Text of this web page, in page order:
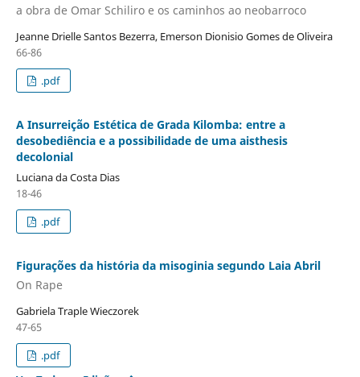
a obra de Omar Schiliro e os caminhos ao neobarroco
Jeanne Drielle Santos Bezerra, Emerson Dionisio Gomes de Oliveira
66-86
.pdf
A Insurreição Estética de Grada Kilomba: entre a
desobediência e a possibilidade de uma aisthesis
decolonial
Luciana da Costa Dias
18-46
.pdf
Figurações da história da misoginia segundo Laia Abril
On Rape
Gabriela Traple Wieczorek
47-65
.pdf